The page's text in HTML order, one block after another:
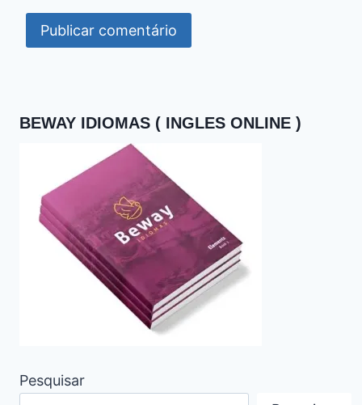
BEWAY IDIOMAS ( INGLES ONLINE )
Pesquisar